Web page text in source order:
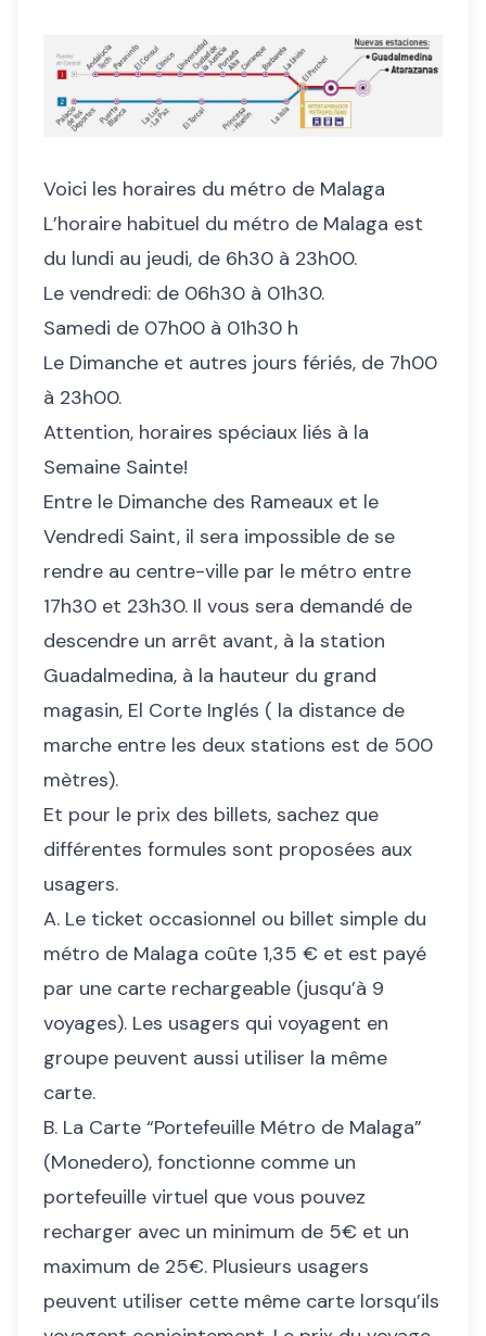
Voici les horaires du métro de Malaga
L’horaire habituel du métro de Malaga est
du lundi au jeudi, de 6h30 à 23h00.
Le vendredi: de 06h30 à 01h30.
Samedi de 07h00 à 01h30 h
Le Dimanche et autres jours fériés, de 7h00
à 23h00.
Attention, horaires spéciaux liés à la
Semaine Sainte!
Entre le Dimanche des Rameaux et le
Vendredi Saint, il sera impossible de se
rendre au centre-ville par le métro entre
17h30 et 23h30. Il vous sera demandé de
descendre un arrêt avant, à la station
Guadalmedina, à la hauteur du grand
magasin, El Corte Inglés ( la distance de
marche entre les deux stations est de 500
mètres).
Et pour le prix des billets, sachez que
différentes formules sont proposées aux
usagers.
A. Le ticket occasionnel ou billet simple du
métro de Malaga coûte 1,35 € et est payé
par une carte rechargeable (jusqu’à 9
voyages). Les usagers qui voyagent en
groupe peuvent aussi utiliser la même
carte.
B. La Carte “Portefeuille Métro de Malaga”
(Monedero), fonctionne comme un
portefeuille virtuel que vous pouvez
recharger avec un minimum de 5€ et un
maximum de 25€. Plusieurs usagers
peuvent utiliser cette même carte lorsqu’ils